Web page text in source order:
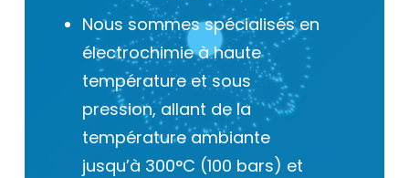
Nous sommes spécialisés en
électrochimie à haute
température et sous
pression, allant de la
température ambiante
jusqu’à 300°C (100 bars) et